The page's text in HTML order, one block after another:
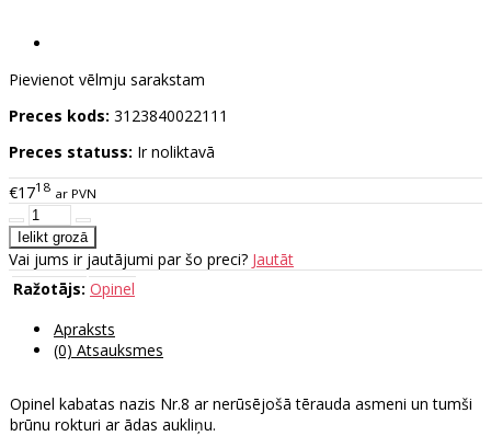
Pievienot vēlmju sarakstam
Preces kods: 3123840022111
Preces statuss: Ir noliktavā
€1718 ar PVN
Vai jums ir jautājumi par šo preci? Jautāt
Ražotājs: Opinel
Apraksts
(0) Atsauksmes
Opinel kabatas nazis Nr.8 ar nerūsējošā tērauda asmeni un tumši
brūnu rokturi ar ādas aukliņu.